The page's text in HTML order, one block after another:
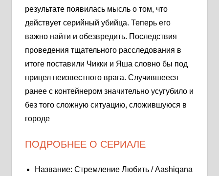
результате появилась мысль о том, что
действует серийный убийца. Теперь его
важно найти и обезвредить. Последствия
проведения тщательного расследования в
итоге поставили Чикки и Яша словно бы под
прицел неизвестного врага. Случившееся
ранее с контейнером значительно усугубило и
без того сложную ситуацию, сложившуюся в
городе
ПОДРОБНЕЕ О СЕРИАЛЕ
Название: Стремление Любить / Aashiqana